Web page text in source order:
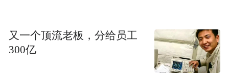
又一个顶流老板，分给员工
300亿